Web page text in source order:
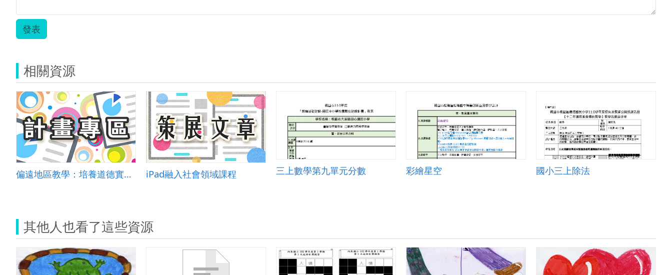
發表
相關資源
偏遠地區教學：培養道德實踐與公民意識素養 iPad融入社會領域課程 三上數學第九單元分數 彩繪星空 國小三上除法
其他人也看了這些資源